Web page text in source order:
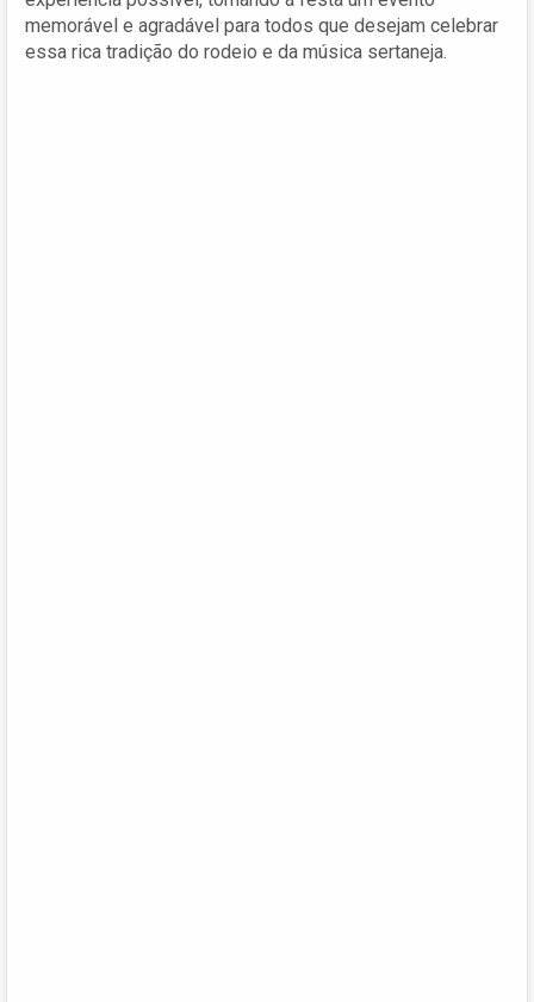
memorável e agradável para todos que desejam celebrar
essa rica tradição do rodeio e da música sertaneja.